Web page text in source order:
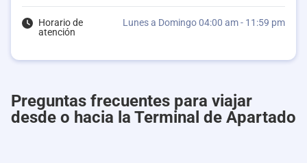
Horario de
atención
Lunes a Domingo 04:00 am - 11:59 pm
Preguntas frecuentes para viajar
desde o hacia la Terminal de Apartado